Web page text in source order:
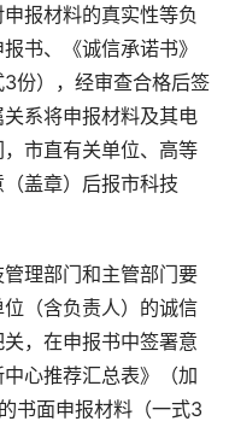
报材料的真实性等负
书、《诚信承诺书》
份），经审查合格后签
系将申报材料及其电
市直有关单位、高等
盖章）后报市科技
管理部门和主管部门要
（含负责人）的诚信
，在申报书中签署意
心推荐汇总表》（加
书面申报材料（一式3